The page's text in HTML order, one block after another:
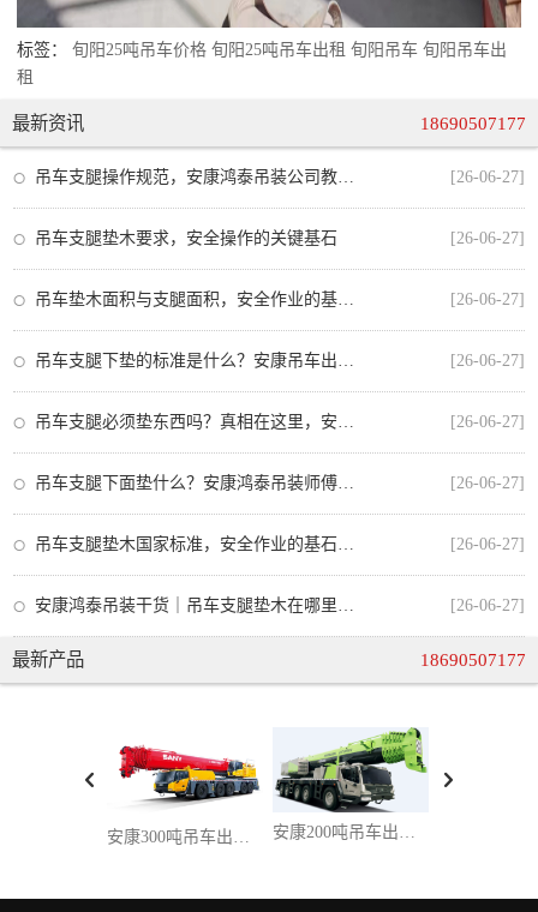
标签： 旬阳25吨吊车价格 旬阳25吨吊车出租 旬阳吊车 旬阳吊车出
租
最新资讯 18690507177
[26-06-27]
吊车支腿垫木要求，安全操作的关键基石 [26-06-27]
[26-06-27]
[26-06-27]
[26-06-27]
[26-06-27]
[26-06-27]
[26-06-27]
最新产品 18690507177
安康200吨吊车出租：大兆瓦风电 / 超高层桥塔吊装，百吨级设备精准就位一站式服务